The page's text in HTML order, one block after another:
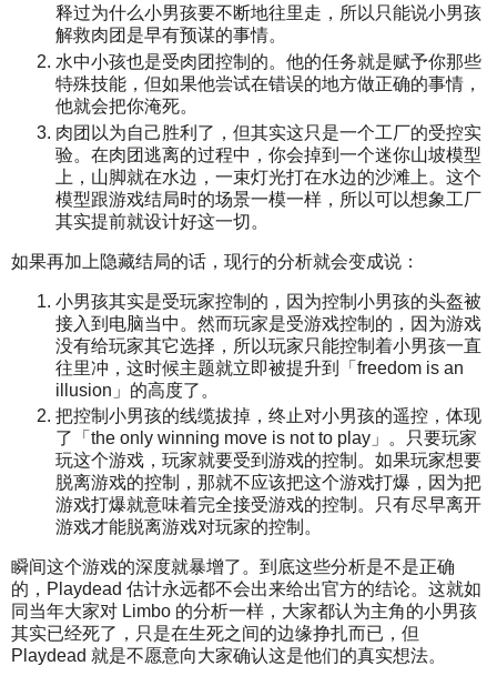
释过为什么小男孩要不断地往里走，所以只能说小男孩
解救肉团是早有预谋的事情。
水中小孩也是受肉团控制的。他的任务就是赋予你那些
特殊技能，但如果他尝试在错误的地方做正确的事情，
他就会把你淹死。
肉团以为自己胜利了，但其实这只是一个工厂的受控实
验。在肉团逃离的过程中，你会掉到一个迷你山坡模型
上，山脚就在水边，一束灯光打在水边的沙滩上。这个
模型跟游戏结局时的场景一模一样，所以可以想象工厂
其实提前就设计好这一切。
如果再加上隐藏结局的话，现行的分析就会变成说：
小男孩其实是受玩家控制的，因为控制小男孩的头盔被
接入到电脑当中。然而玩家是受游戏控制的，因为游戏
没有给玩家其它选择，所以玩家只能控制着小男孩一直
往里冲，这时候主题就立即被提升到「freedom is an
illusion」的高度了。
把控制小男孩的线缆拔掉，终止对小男孩的遥控，体现
了「the only winning move is not to play」。只要玩家
玩这个游戏，玩家就要受到游戏的控制。如果玩家想要
脱离游戏的控制，那就不应该把这个游戏打爆，因为把
游戏打爆就意味着完全接受游戏的控制。只有尽早离开
游戏才能脱离游戏对玩家的控制。
瞬间这个游戏的深度就暴增了。到底这些分析是不是正确
的，Playdead 估计永远都不会出来给出官方的结论。这就如
同当年大家对 Limbo 的分析一样，大家都认为主角的小男孩
其实已经死了，只是在生死之间的边缘挣扎而已，但
Playdead 就是不愿意向大家确认这是他们的真实想法。